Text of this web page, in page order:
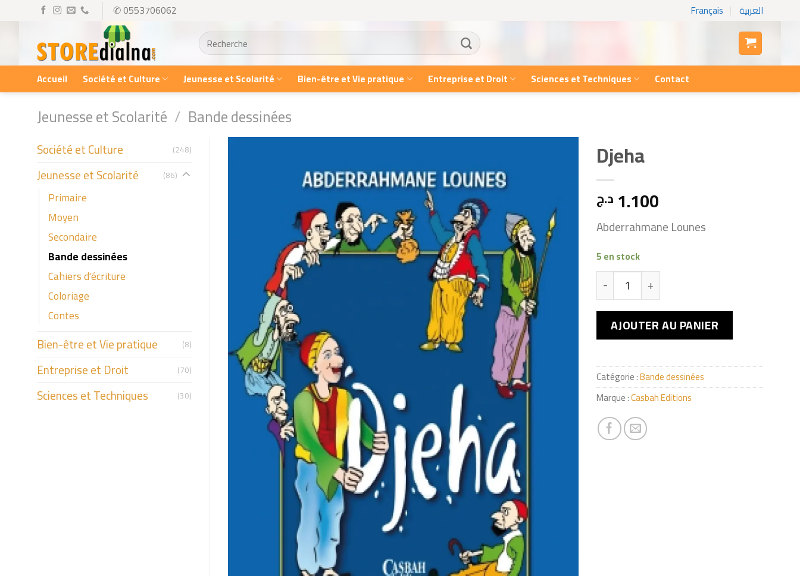
content
✆ 0553706062 Français العربية
Recherche
pour :
Accueil Société et Culture Jeunesse et Scolarité Bien-être et Vie pratique Entreprise et Droit Sciences et Techniques Contact
Jeunesse et Scolarité / Bande dessinées
Société et Culture (248)
Jeunesse et Scolarité (86)
Primaire
Moyen
Secondaire
Bande dessinées
Cahiers d'écriture
Coloriage
Contes
Bien-être et Vie pratique (8)
Entreprise et Droit (70)
Sciences et Techniques (30)
Djeha
1.100 د.ج
Abderrahmane Lounes
5 en stock
quantité de Djeha
AJOUTER AU PANIER
Catégorie :Bande dessinées
Marque :Casbah Editions